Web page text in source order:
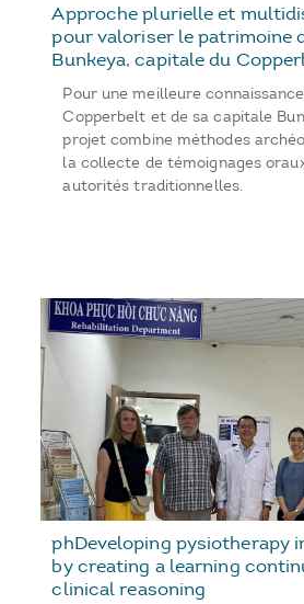
Approche plurielle et
pour valoriser le patrimoine
Bunkeya, capitale du
Pour une meilleure
Copperbelt et de sa capitale
projet combine méthodes
la collecte de témoignages
autorités traditionnelles.
phDeveloping pysiotherapy
by creating a learning
clinical reasoning